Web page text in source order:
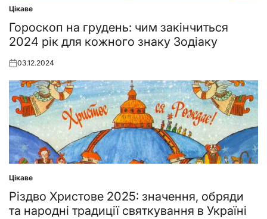
Posted
in
Цікаве
Гороскоп на грудень: чим закінчиться
2024 рік для кожного знаку Зодіаку
Posted
03.12.2024
Posted
in
Цікаве
Різдво Христове 2025: значення, обряди
та народні традиції святкування в Україні